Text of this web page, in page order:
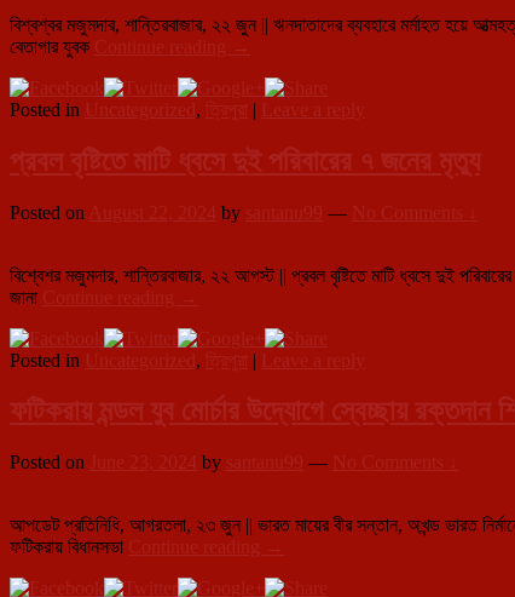
বিশ্বশ্বর মজুমদার, শান্তিরবাজার, ২২ জুন || ঋনদাতাদের ব্যবহারে মর্মাহত হয়ে
বেতাগার যুবক Continue reading ঋণদাতার
ব্যবহারে
অবসাদগ্রস্ত
মর্মান্তিক
আত্মহত্যা
→
Posted in Uncategorized , ত্রিপুরা | Leave a reply
প্রবল বৃষ্টিতে মাটি ধ্বসে দুই পরিবারের ৭ জনের মৃত্যু
Posted on August 22, 2024 by santanu99 — No Comments ↓
বিশ্বেশর মজুমদার, শান্তিরবাজার, ২২ আগস্ট || প্রবল বৃষ্টিতে মাটি ধ্বসে দুই
জানা Continue reading প্রবল
মাটি
ধ্বসে
পরিবারের
৭
মৃত্যু
→
Posted in Uncategorized , ত্রিপুরা | Leave a reply
ফটিকরায় মন্ডল যুব মোর্চার উদ্যোগে স্বেচ্ছায় রক্তদান
Posted on June 23, 2024 by santanu99 — No Comments ↓
আপডেট প্রতিনিধি, আগরতলা, ২৩ জুন || ভারত মায়ের বীর সন্তান, অখন্ড ভারত
ফটিকরায় বিধানসভা Continue reading ফটিকরায়
যুব
→